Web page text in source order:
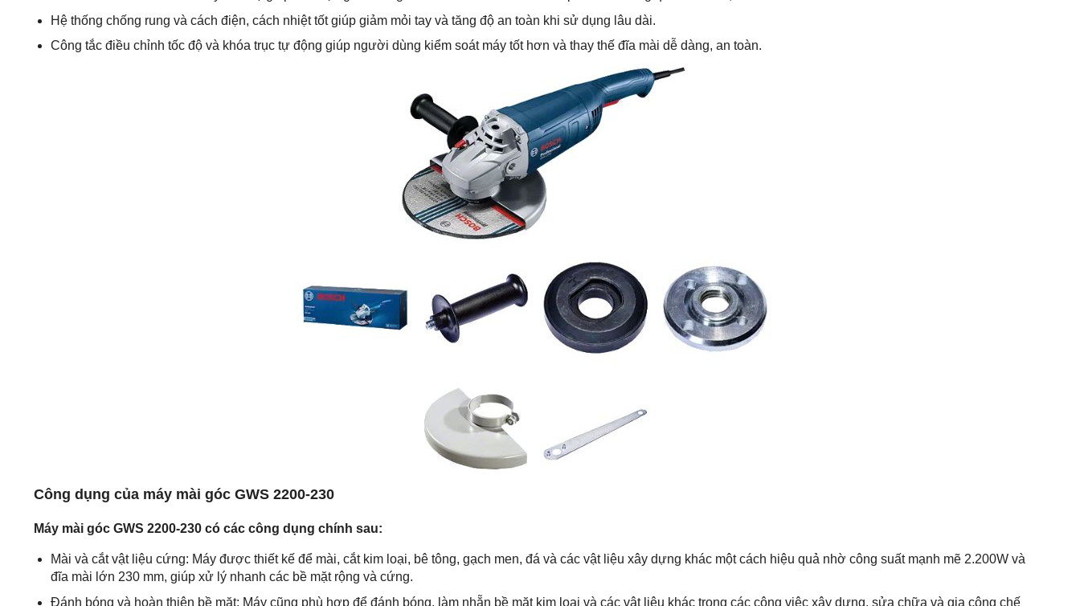
Hệ thống chống rung và cách điện, cách nhiệt tốt giúp giảm mỏi tay và tăng độ an toàn khi sử dụng lâu dài.
Công tắc điều chỉnh tốc độ và khóa trục tự động giúp người dùng kiểm soát máy tốt hơn và thay thế đĩa mài dễ dàng, an toàn.
Công dụng của máy mài góc GWS 2200-230
Máy mài góc GWS 2200-230 có các công dụng chính sau:
Mài và cắt vật liệu cứng: Máy được thiết kế để mài, cắt kim loại, bê tông, gạch men, đá và các vật liệu xây dựng khác một cách hiệu quả nhờ công suất mạnh mẽ 2.200W và
đĩa mài lớn 230 mm, giúp xử lý nhanh các bề mặt rộng và cứng.
Đánh bóng và hoàn thiện bề mặt: Máy cũng phù hợp để đánh bóng, làm nhẵn bề mặt kim loại và các vật liệu khác trong các công việc xây dựng, sửa chữa và gia công chế